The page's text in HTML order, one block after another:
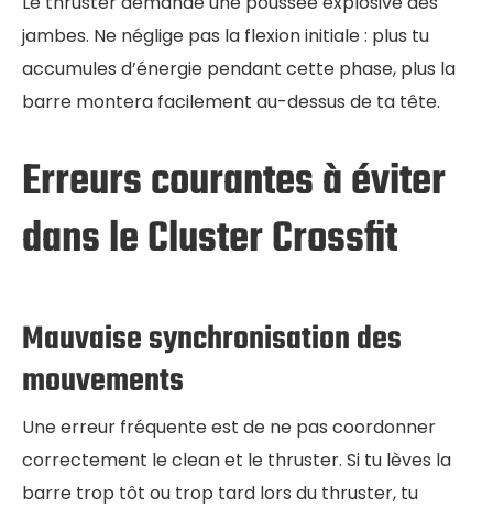
jambes. Ne néglige pas la flexion initiale : plus tu
accumules d’énergie pendant cette phase, plus la
barre montera facilement au-dessus de ta tête.
Erreurs courantes à éviter
dans le Cluster Crossfit
Mauvaise synchronisation des
mouvements
Une erreur fréquente est de ne pas coordonner
correctement le clean et le thruster. Si tu lèves la
barre trop tôt ou trop tard lors du thruster, tu